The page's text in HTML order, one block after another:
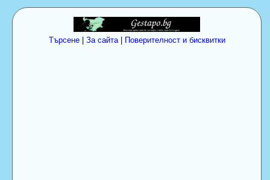
Търсене| За сайта| Поверителност и бисквитки